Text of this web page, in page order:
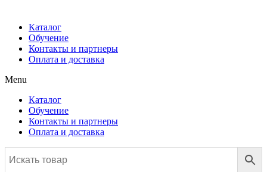
Каталог
Обучение
Контакты и партнеры
Оплата и доставка
Menu
Каталог
Обучение
Контакты и партнеры
Оплата и доставка